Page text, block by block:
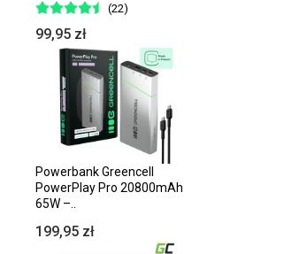
(22)
99,95 zł
Powerbank Greencell
PowerPlay Pro 20800mAh
65W –..
199,95 zł